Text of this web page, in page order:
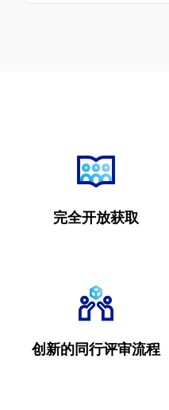
完全开放获取
创新的同行评审流程